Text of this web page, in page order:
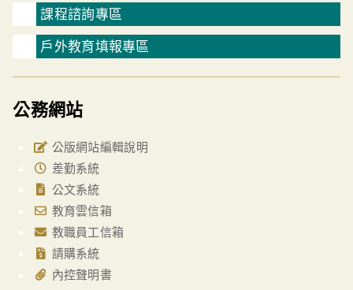
課程諮詢專區
戶外教育填報專區
公務網站
公版網站編輯說明
差勤系統
公文系統
教育雲信箱
教職員工信箱
請購系統
內控聲明書